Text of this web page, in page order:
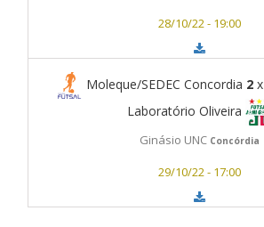
28/10/22 - 19:00
Moleque/SEDEC Concordia 2 x
Laboratório Oliveira
Ginásio UNC Concórdia
29/10/22 - 17:00